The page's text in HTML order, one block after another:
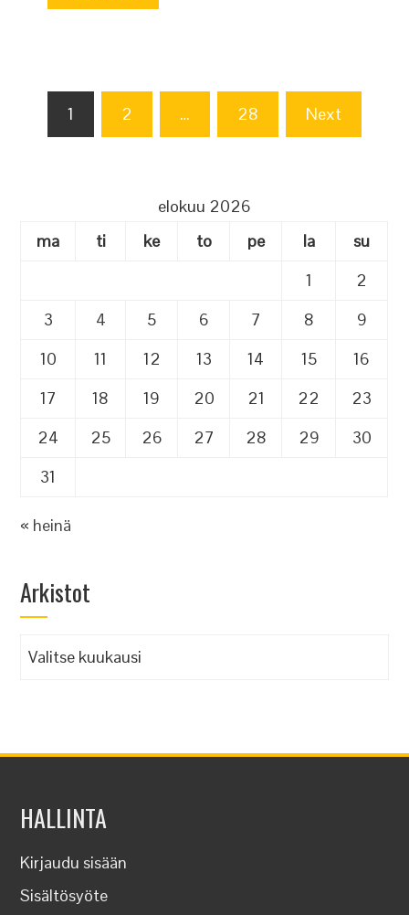
Artikkelien
sivutus
1 2 … 28 Next
elokuu 2026
ma
ti ke to pe la
su
1
2
3
4 5 6 7 8
9
10
11 12 13 14 15
16
17
18 19 20 21 22
23
24
25 26 27 28 29
30
31
« heinä
Arkistot
Arkistot
HALLINTA
Kirjaudu sisään
Sisältösyöte